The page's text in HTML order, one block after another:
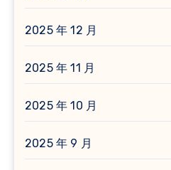
2025 年 12 月
2025 年 11 月
2025 年 10 月
2025 年 9 月